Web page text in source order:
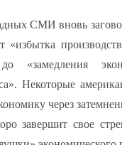
СМИ вновь
«избытка
«замедления
Некоторые
через
завершит свое